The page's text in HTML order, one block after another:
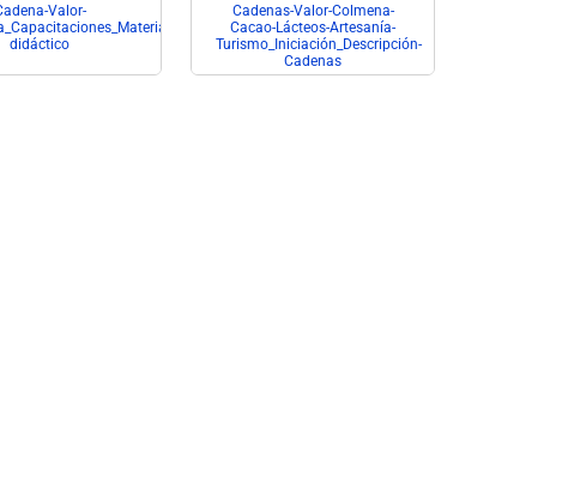
Valor-
didáctico
Cadenas-Valor-Colmena-
Cacao-Lácteos-Artesanía-
Turismo_Iniciación_Descripción-
Cadenas